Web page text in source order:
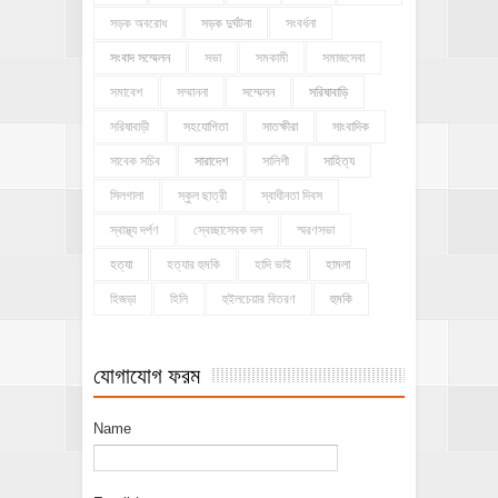
সড়ক অবরোধ সড়ক দুর্ঘটনা সংবর্ধনা
সংবাদ সম্মেলন সভা সমকামী সমাজসেবা
সমাবেশ সম্মাননা সম্মেলন সরিষাবাড়ি
সরিষাবাড়ী সহযোগিতা সাতক্ষীরা সাংবাদিক
সাবেক সচিব সারাদেশ সালিশী সাহিত্য
সিলগালা স্কুল ছাত্রী স্বাধীনতা দিবস
স্বাস্থ্য দর্পণ স্বেচ্ছাসেবক দল স্মরণসভা
হত্যা হত্যার হুমকি হাদি ভাই হামলা
হিজড়া হিলি হুইলচেয়ার বিতরণ হুমকি
যোগাযোগ ফরম
Name